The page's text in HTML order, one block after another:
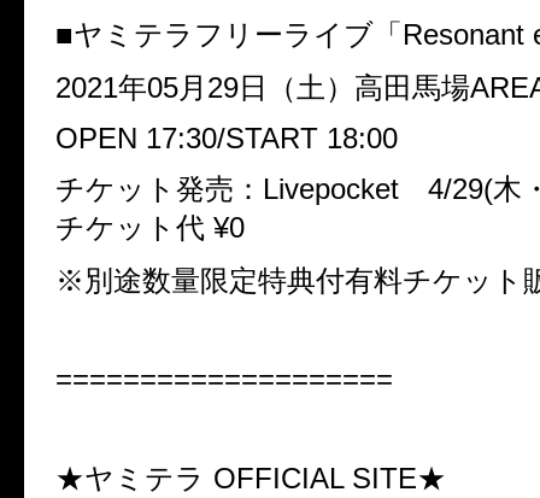
■ヤミテラフリーライブ「Resonant
2021年05月29日（土）高田馬場
OPEN 17:30/START 18:00
チケット発売：Livepocket 4/29(木
チケット代 ¥0
※別途数量限定特典付有料チケット
====================
★ヤミテラ OFFICIAL SITE★